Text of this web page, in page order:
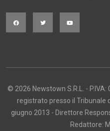
© 2026 Newstown S.R.L. -
registrato presso il Tribunale
giugno 2013 - Direttore
Redattore: